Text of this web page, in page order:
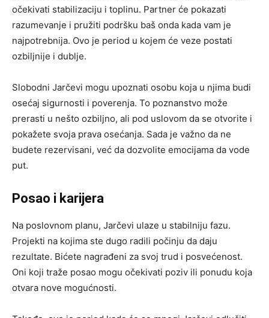
očekivati stabilizaciju i toplinu. Partner će pokazati
razumevanje i pružiti podršku baš onda kada vam je
najpotrebnija. Ovo je period u kojem će veze postati
ozbiljnije i dublje.
Slobodni Jarčevi mogu upoznati osobu koja u njima budi
osećaj sigurnosti i poverenja. To poznanstvo može
prerasti u nešto ozbiljno, ali pod uslovom da se otvorite i
pokažete svoja prava osećanja. Sada je važno da ne
budete rezervisani, već da dozvolite emocijama da vode
put.
Posao i karijera
Na poslovnom planu, Jarčevi ulaze u stabilniju fazu.
Projekti na kojima ste dugo radili počinju da daju
rezultate. Bićete nagrađeni za svoj trud i posvećenost.
Oni koji traže posao mogu očekivati poziv ili ponudu koja
otvara nove mogućnosti.